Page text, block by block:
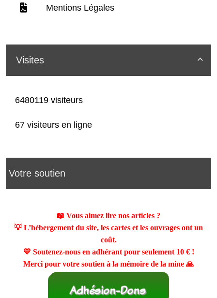
Mentions Légales

Visites
6480119 visiteurs
67 visiteurs en ligne
Votre soutien
📖 Vous aimez lire nos articles ?
💡 L’hébergement du site, les cartes et les ouvrages ont un
coût.
💛 Soutenez-nous en adhérant pour seulement 10 €!
Merci pour votre soutien à la mémoire de la mine 🙏